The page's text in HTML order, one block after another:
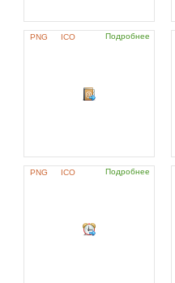
PNG ICO Подробнее
PNG ICO Подробнее